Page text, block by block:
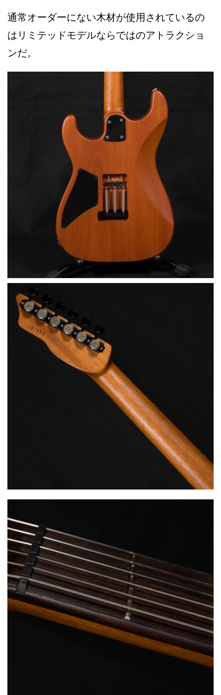
通常オーダーにない木材が使用されているの
はリミテッドモデルならではのアトラクショ
ンだ。